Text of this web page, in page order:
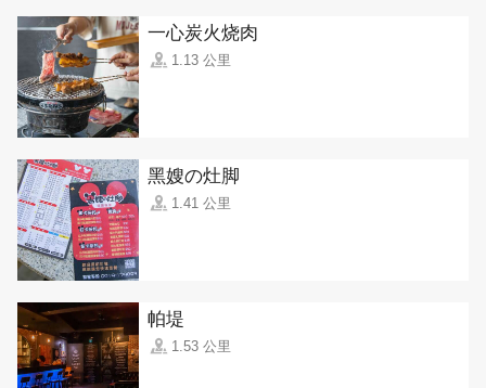
一心炭火烧肉
1.13 公里
黑嫂の灶脚
1.41 公里
帕堤
1.53 公里